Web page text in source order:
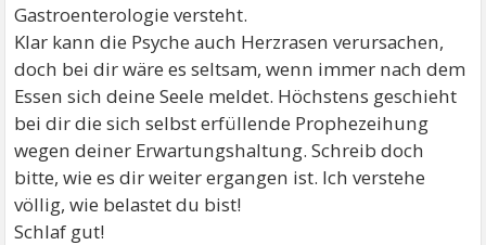
Gastroenterologie versteht.
Klar kann die Psyche auch Herzrasen verursachen,
doch bei dir wäre es seltsam, wenn immer nach dem
Essen sich deine Seele meldet. Höchstens geschieht
bei dir die sich selbst erfüllende Prophezeihung
wegen deiner Erwartungshaltung. Schreib doch
bitte, wie es dir weiter ergangen ist. Ich verstehe
völlig, wie belastet du bist!
Schlaf gut!